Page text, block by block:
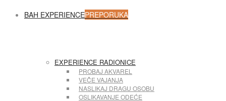
BAH EXPERIENCEPREPORUKA
EXPERIENCE RADIONICE
PROBAJ AKVAREL
VEČE VAJANJA
NASLIKAJ DRAGU OSOBU
OSLIKAVANJE ODEĆE